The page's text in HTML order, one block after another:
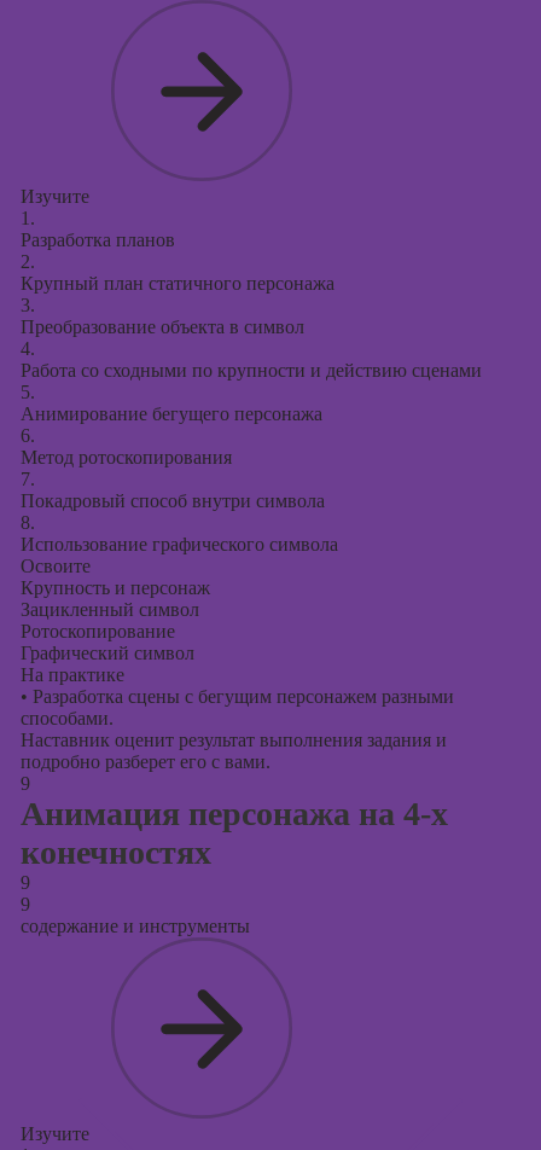
Изучите
1.
Разработка планов
2.
Крупный план статичного персонажа
3.
Преобразование объекта в символ
4.
Работа со сходными по крупности и действию сценами
5.
Анимирование бегущего персонажа
6.
Метод ротоскопирования
7.
Покадровый способ внутри символа
8.
Использование графического символа
Освоите
Крупность и персонаж
Зацикленный символ
Ротоскопирование
Графический символ
На практике
• Разработка сцены с бегущим персонажем разными
способами.
Наставник оценит результат выполнения задания и
подробно разберет его с вами.
9
Анимация персонажа на 4-х
конечностях
9
9
содержание и инструменты
Изучите